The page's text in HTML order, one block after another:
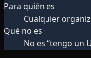
Para quién es
Cualquier
Qué no es
No es “tengo un